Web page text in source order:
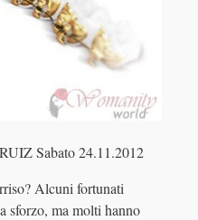
Sabato 24.11.2012
Alcuni fortunati
sforzo, ma molti hanno